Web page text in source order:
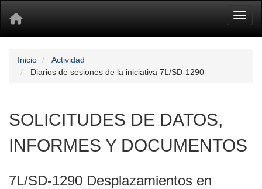
Inicio
Actividad
Diarios de sesiones de la iniciativa 7L/SD-1290
SOLICITUDES DE DATOS,
INFORMES Y DOCUMENTOS
7L/SD-1290 Desplazamientos en